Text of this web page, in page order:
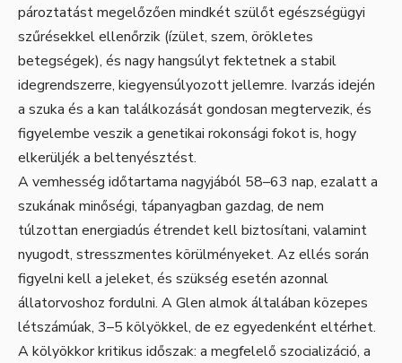
pároztatást megelőzően mindkét szülőt egészségügyi
szűrésekkel ellenőrzik (ízület, szem, örökletes
betegségek), és nagy hangsúlyt fektetnek a stabil
idegrendszerre, kiegyensúlyozott jellemre. Ivarzás idején
a szuka és a kan találkozását gondosan megtervezik, és
figyelembe veszik a genetikai rokonsági fokot is, hogy
elkerüljék a beltenyésztést.
A vemhesség időtartama nagyjából 58–63 nap, ezalatt a
szukának minőségi, tápanyagban gazdag, de nem
túlzottan energiadús étrendet kell biztosítani, valamint
nyugodt, stresszmentes körülményeket. Az ellés során
figyelni kell a jeleket, és szükség esetén azonnal
állatorvoshoz fordulni. A Glen almok általában közepes
létszámúak, 3–5 kölyökkel, de ez egyedenként eltérhet.
A kölyökkor kritikus időszak: a megfelelő szocializáció, a